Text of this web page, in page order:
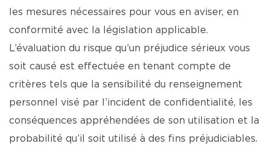
les mesures nécessaires pour vous en aviser, en
conformité avec la législation applicable.
L’évaluation du risque qu’un préjudice sérieux vous
soit causé est effectuée en tenant compte de
critères tels que la sensibilité du renseignement
personnel visé par l’incident de confidentialité, les
conséquences appréhendées de son utilisation et la
probabilité qu’il soit utilisé à des fins préjudiciables.